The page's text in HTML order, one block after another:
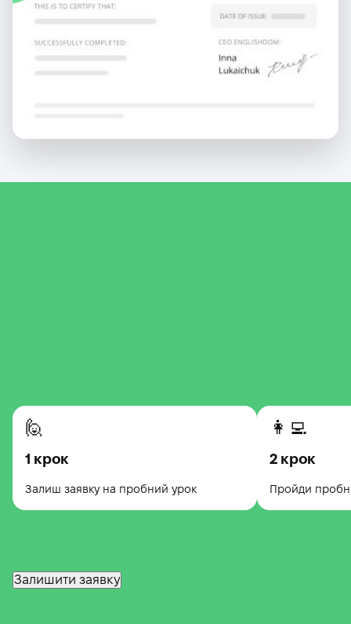
🙋
1 крок
Залиш заявку на пробний урок
👩‍💻
2 крок
Пройди
Залишити заявку